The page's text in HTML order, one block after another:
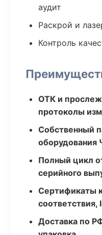
аудит
Раскрой и
Контроль
ОТК и
протоколы
Собственный
оборудования
Полный цикл
серийного
Сертификаты
соответствия,
Доставка по